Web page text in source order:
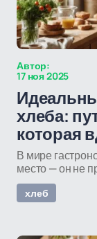
Автор:
17 ноя 2025
хлеба:
которая
В мире
место — он не
хлеб